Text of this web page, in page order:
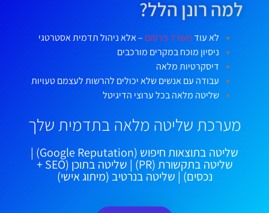
למה רונן הלל?
לא עודמשרד פרסום – אלא ניהול תדמית אסטרטגי
ניסיון מוכח במקרים מורכבים
דיסקרטיות מלאה
עבודה עם אנשים שלא יכולים להרשות לעצמם טעויות
שליטה מלאה בכל ערוצי הדיגיטל
מערכת שליטה מלאה בתדמית שלך
שליטה בתוצאות חיפוש (Google Reputation) |
שליטה בתקשורת (PR) | שליטה בתוכן (SEO +
נכסים) | שליטה בנרטיב (מיתוג אישי)